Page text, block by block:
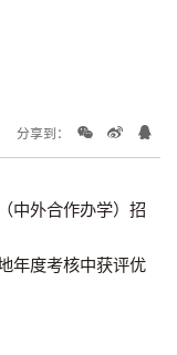
分享到：
中外合作办学）招
年度考核中获评优